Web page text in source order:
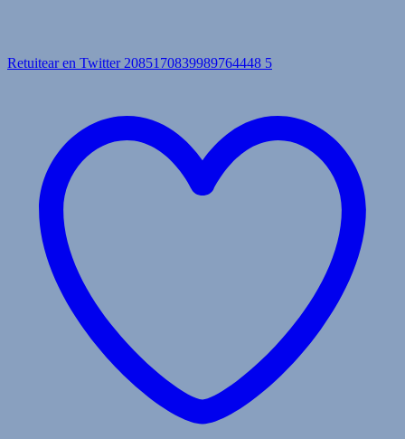
Retuitear en Twitter 2085170839989764448 5